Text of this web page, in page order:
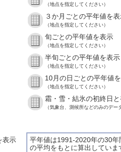
（地点を指定してください）
３か月ごとの平年値を
（地点を指定してください）
旬ごとの平年値を表示
（地点を指定してください）
半旬ごとの平年値を表示
（地点を指定してください）
10月の日ごとの平年値
（地点を指定してください）
霜・雪・結氷の初終日
（気象台、測候所などのみのデー
平年値は1991-2020年の30年
の平均をもとに算出していま
表示